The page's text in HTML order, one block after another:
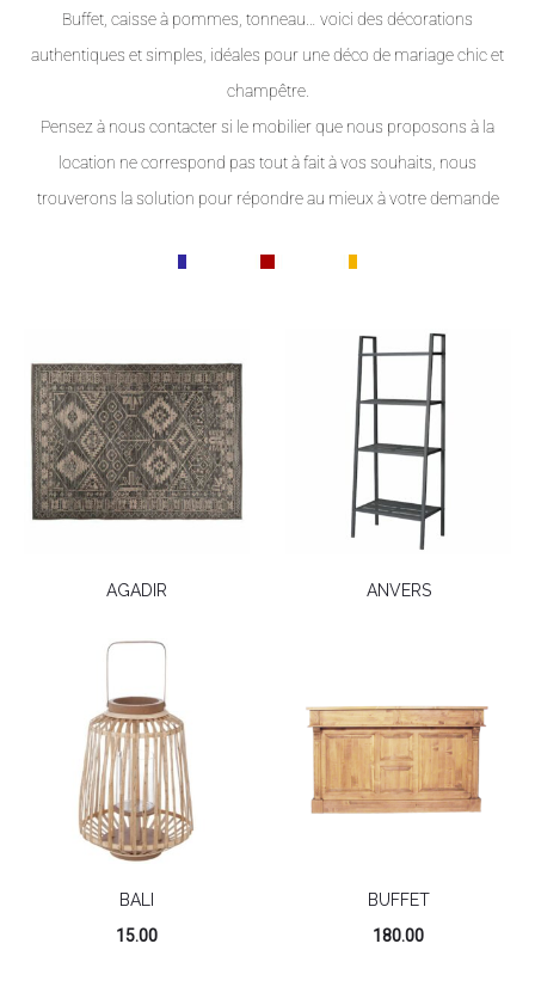
Buffet, caisse à pommes, tonneau… voici des décorations
authentiques et simples, idéales pour une déco de mariage chic et
champêtre.
Pensez à nous contacter si le mobilier que nous proposons à la
location ne correspond pas tout à fait à vos souhaits, nous
trouverons la solution pour répondre au mieux à votre demande
AGADIR ANVERS
BALI
15.00
BUFFET
180.00